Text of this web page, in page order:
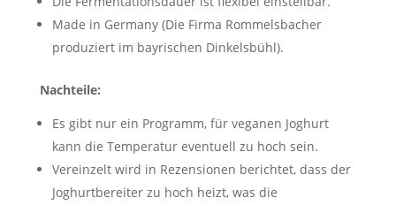
Made in Germany (Die Firma Rommelsbacher
produziert im bayrischen Dinkelsbühl).
Nachteile:
Es gibt nur ein Programm, für veganen Joghurt
kann die Temperatur eventuell zu hoch sein.
Vereinzelt wird in Rezensionen berichtet, dass der
Joghurtbereiter zu hoch heizt, was die